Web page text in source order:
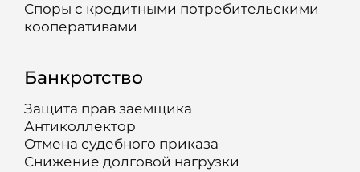
Споры с кредитными потребительскими
кооперативами
Банкротство
Защита прав заемщика
Антиколлектор
Отмена судебного приказа
Снижение долговой нагрузки